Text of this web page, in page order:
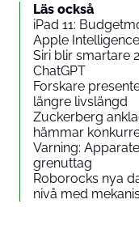
Läs också
iPad 11:
Apple Intelligence
Siri blir smartare
ChatGPT
Forskare
längre livslängd
Zuckerberg
hämmar
Varning:
grenuttag
Roborocks nya
nivå med